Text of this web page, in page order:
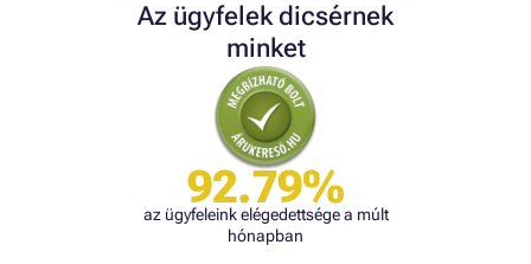
Az ügyfelek dicsérnek
minket
92.79%
az ügyfeleink elégedettsége a múlt
hónapban